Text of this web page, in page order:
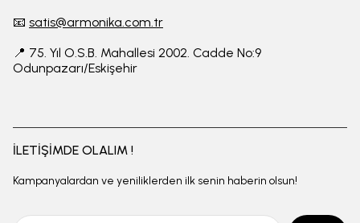
📧 satis@armonika.com.tr
📍 75. Yıl O.S.B. Mahallesi 2002. Cadde No:9
Odunpazarı/Eskişehir
İLETİŞİMDE OLALIM !
Kampanyalardan ve yeniliklerden ilk senin haberin olsun!